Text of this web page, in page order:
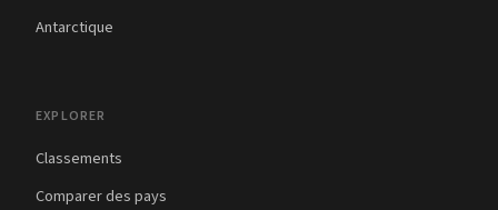
Antarctique
EXPLORER
Classements
Comparer des pays